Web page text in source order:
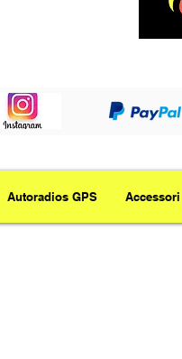
Autoradios GPS Accessori